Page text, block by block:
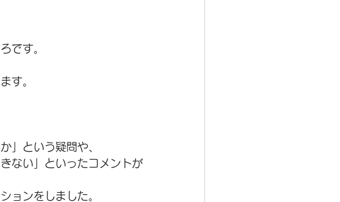
です。
す。
」という疑問や、
ない」といったコメントが
ョンをしました。